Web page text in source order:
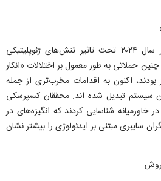
فعالیت‌های هکتیویستی نیز در سال ۲۰۲۴ تحت تاثیر تنش‌های ژئوپلیتیکی
حملاتی به طور معمول بر اختلالات «انکار
اکنون به اقدامات مخرب‌تری از جمله
سیستم تبدیل شده اند. محققان کسپرسکی
را در خاورمیانه شناسایی کردند که انگیزه‌های در
سایبری مبتنی بر ایدئولوژی را بیشتر نشان